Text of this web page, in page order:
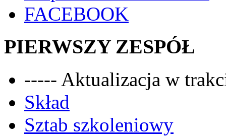
FACEBOOK
PIERWSZY ZESPÓŁ
----- Aktualizacja w
Skład
Sztab szkoleniowy